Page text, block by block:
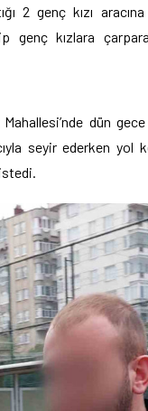
2 genç kızı
genç kızlara
dün
seyir ederken yol